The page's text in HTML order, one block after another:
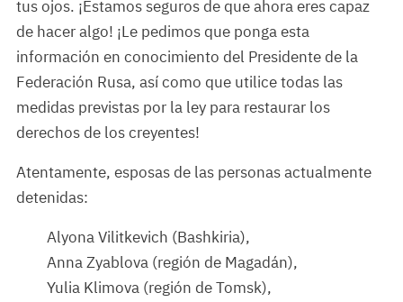
tus ojos. ¡Estamos seguros de que ahora eres capaz
de hacer algo! ¡Le pedimos que ponga esta
información en conocimiento del Presidente de la
Federación Rusa, así como que utilice todas las
medidas previstas por la ley para restaurar los
derechos de los creyentes!
Atentamente, esposas de las personas actualmente
detenidas:
Alyona Vilitkevich (Bashkiria),
Anna Zyablova (región de Magadán),
Yulia Klimova (región de Tomsk),